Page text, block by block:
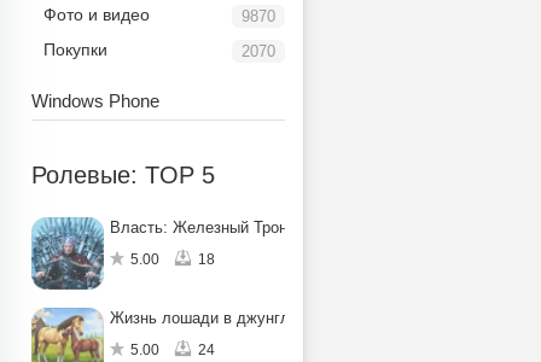
9870
Фото и видео
2070
Покупки
Windows Phone
Ролевые: TOP 5
Власть: Железный Трон
5.00 18
Жизнь лошади в джунглях: квест
5.00 24